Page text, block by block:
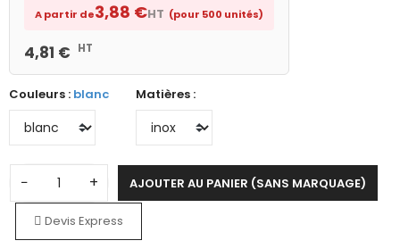
A partir de3,88 €HT (pour 500 unités)
4,81 € HT
Couleurs : blanc Matières :
− + AJOUTER AU PANIER (SANS MARQUAGE)
Devis Express